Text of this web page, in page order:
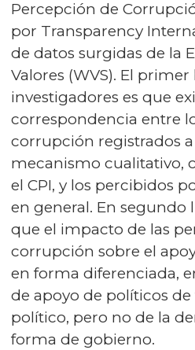
Percepción de
por Transparency
de datos surgidas de la
Valores (WVS). El
investigadores es que
correspondencia entre
corrupción registrados
mecanismo cualitativo,
el CPI, y los percibidos
en general. En segundo
que el impacto de las
corrupción sobre el
en forma diferenciada,
de apoyo de políticos
político, pero no de la
forma de gobierno.